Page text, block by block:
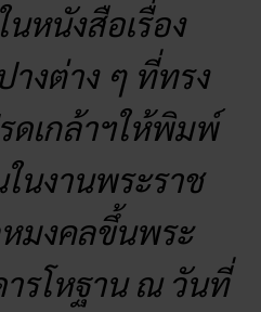
หนังสือเรื่อง
งต่าง ๆ ที่ทรง
ดเกล้าฯให้พิมพ์
นงานพระราช
มงคลขึ้นพระ
รโหฐาน ณ วันที่